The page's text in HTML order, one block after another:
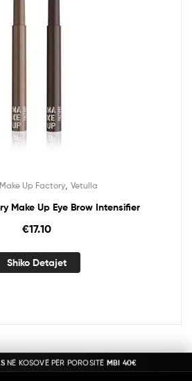
Make Up Factory, Vetulla
Make Up Eye Brow Intensifier
€17.10
Shiko Detajet
NË KOSOVË PËR POROSITË MBI 40€